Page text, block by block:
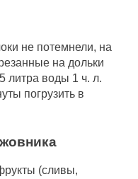
не потемнели, на
на дольки
литра воды 1 ч. л.
погрузить в
(сливы,